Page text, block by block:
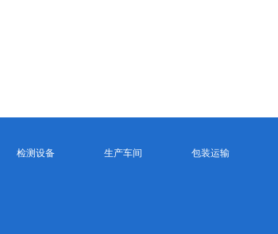
检测设备 生产车间 包装运输